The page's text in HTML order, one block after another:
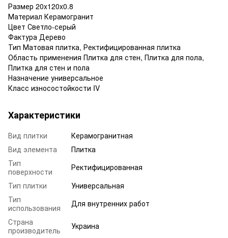
Размер 20x120x0.8
Материал Керамогранит
Цвет Светло-серый
Фактура Дерево
Тип Матовая плитка, Ректифицированная плитка
Область применения Плитка для стен, Плитка для пола,
Плитка для стен и пола
Назначение универсальное
Класс износостойкости IV
Характеристики
Вид плитки
Керамогранитная
Вид элемента
Плитка
Тип
поверхности
Ректифицированная
Тип плитки
Универсальная
Тип
использования
Для внутренних работ
Страна
производитель
Украина